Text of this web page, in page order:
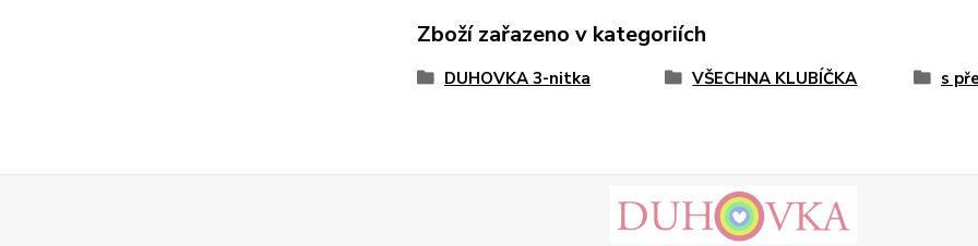
Zboží zařazeno v kategoriích
DUHOVKA 3-nitka VŠECHNA KLUBÍČKA s